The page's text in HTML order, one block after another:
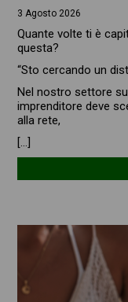
3 Agosto 2026
Quante volte ti è
questa?
“Sto cercando un
Nel nostro settore
imprenditore deve
alla rete,
[…]